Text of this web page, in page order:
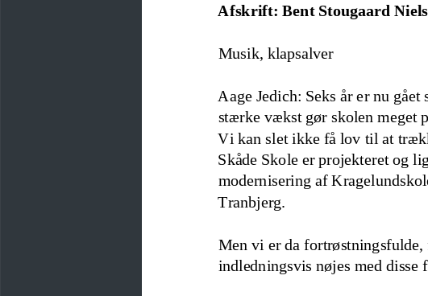
Afskrift: Bent Stougaard
Musik, klapsalver
Aage Jedich: Seks år er nu
stærke vækst gør skolen meget
Vi kan slet ikke få lov til at
Skåde Skole er projekteret og
modernisering af
Tranbjerg.
Men vi er da
indledningsvis nøjes med